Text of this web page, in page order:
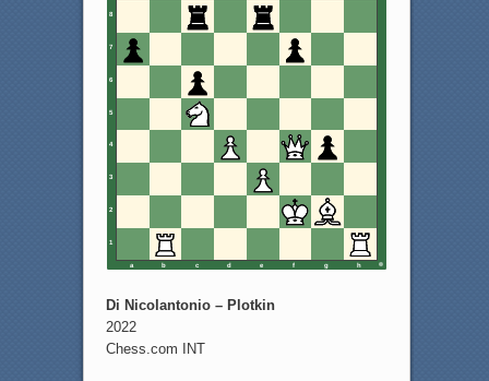
8
7
6
5
4
3
2
1
a b c d e f g h
Di Nicolantonio – Plotkin
2022
Chess.com INT